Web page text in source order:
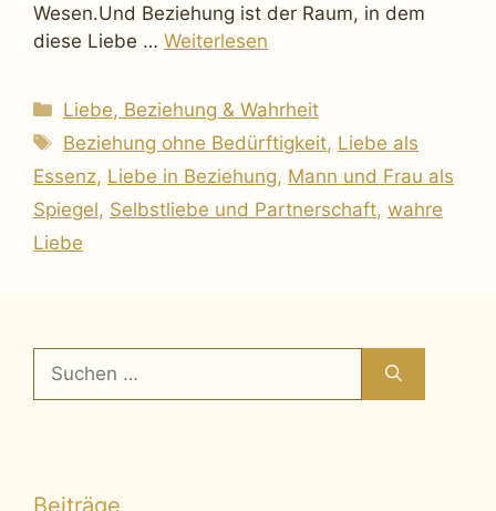
Wesen.Und Beziehung ist der Raum, in dem
diese Liebe … Weiterlesen
Kategorien
Liebe, Beziehung & Wahrheit
Schlagwörter
Beziehung ohne Bedürftigkeit, Liebe als
Essenz, Liebe in Beziehung, Mann und Frau als
Spiegel, Selbstliebe und Partnerschaft, wahre
Liebe
nach:
Beiträge